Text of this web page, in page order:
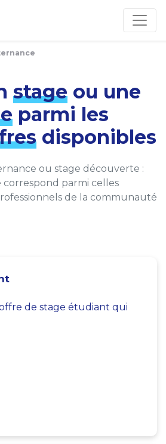
stage ou une
parmi les
disponibles
ou stage découverte :
parmi celles
de la communauté
de stage étudiant qui
cookies